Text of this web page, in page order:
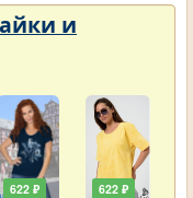
и
622 ₽ 622 ₽